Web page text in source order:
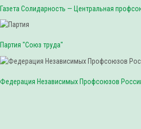
Газета Солидарность — Центральная
Партия "Союз труда"
Федерация Независимых Профсоюзов